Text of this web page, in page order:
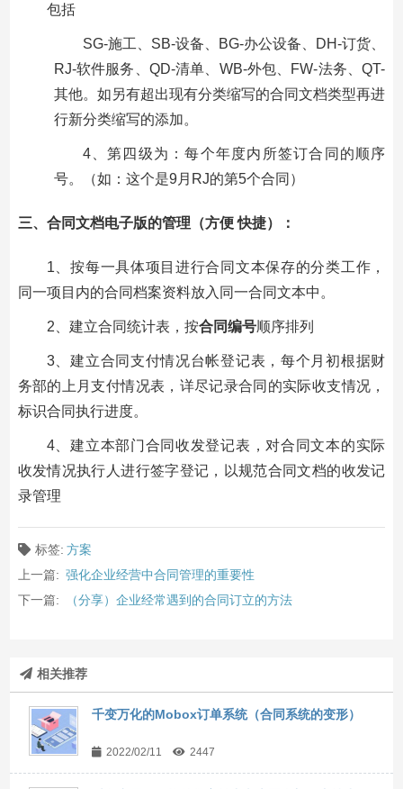
包括
SG-施工、SB-设备、BG-办公设备、DH-订货、
RJ-软件服务、QD-清单、WB-外包、FW-法务、QT-
其他。如另有超出现有分类缩写的合同文档类型再进
行新分类缩写的添加。
4、第四级为：每个年度内所签订合同的顺序
号。（如：这个是9月RJ的第5个合同）
三、合同文档电子版的管理（方便 快捷）：
1、按每一具体项目进行合同文本保存的分类工作，
同一项目内的合同档案资料放入同一合同文本中。
2、建立合同统计表，按合同编号顺序排列
3、建立合同支付情况台帐登记表，每个月初根据财
务部的上月支付情况表，详尽记录合同的实际收支情况，
标识合同执行进度。
4、建立本部门合同收发登记表，对合同文本的实际
收发情况执行人进行签字登记，以规范合同文档的收发记
录管理
标签: 方案
上一篇: 强化企业经营中合同管理的重要性
下一篇:
（分享）企业经常遇到的合同订立的方法
相关推荐
千变万化的Mobox订单系统（合同系统的变形）
2022/02/11 2447